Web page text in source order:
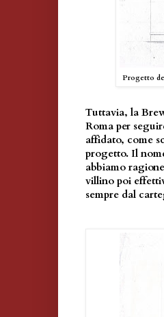
Progetto
Tuttavia, la
Roma per
affidato, come
progetto. Il
abbiamo
villino poi
sempre dal